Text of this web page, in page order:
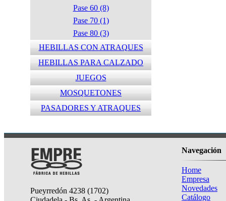
Pase 60 (8)
Pase 70 (1)
Pase 80 (3)
HEBILLAS CON ATRAQUES
HEBILLAS PARA CALZADO
JUEGOS
MOSQUETONES
PASADORES Y ATRAQUES
Pueyrredón 4238 (1702)
Navegación
Home
Empresa
Novedades
Catálogo